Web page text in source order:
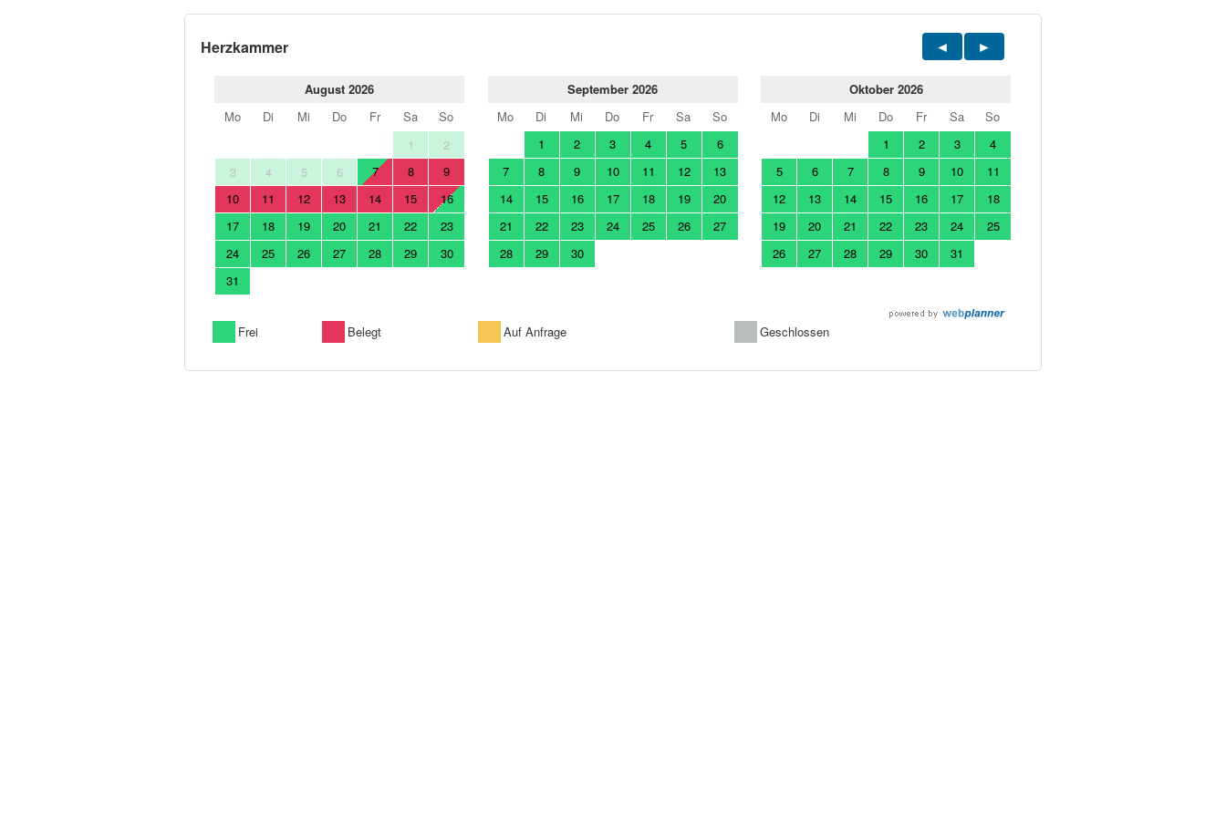
Herzkammer
August 2026
Mo
Di Mi Do Fr Sa
So
1
2
3
4 5 6 7 8
9
10
11 12 13 14 15
16
17
18 19 20 21 22
23
24
25 26 27 28 29
30
31
September 2026
Mo
Di Mi Do Fr Sa
So
1
2 3 4 5
6
7
8 9 10 11 12
13
14
15 16 17 18 19
20
21
22 23 24 25 26
27
28
29 30
Oktober 2026
Mo
Di Mi Do Fr Sa
So
1
2 3
4
5
6 7 8 9 10
11
12
13 14 15 16 17
18
19
20 21 22 23 24
25
26
27 28 29 30 31
Frei Belegt Auf Anfrage Geschlossen